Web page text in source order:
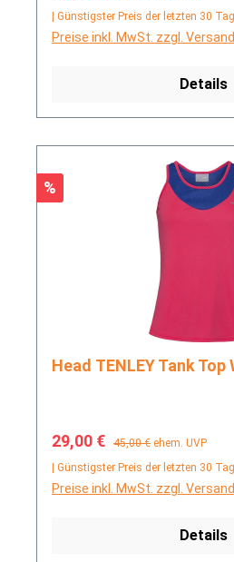
| Günstigster Preis der letzten 30
Preise inkl. MwSt. zzgl.
Details
Rabatt
%
Head TENLEY Tank
Verkaufspreis:
29,00 € Regulärer Preis:
45,00 € ehem. UVP
| Günstigster Preis der letzten 30
Preise inkl. MwSt. zzgl.
Details